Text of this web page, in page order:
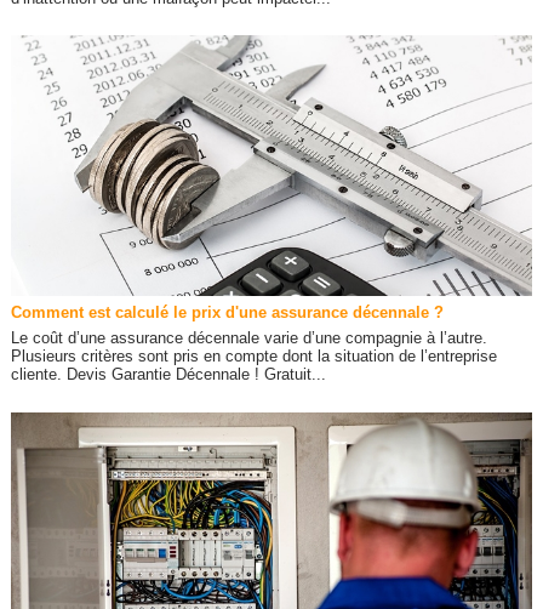
Comment est calculé le prix d'une assurance décennale ?
Le coût d’une assurance décennale varie d’une compagnie à l’autre.
Plusieurs critères sont pris en compte dont la situation de l’entreprise
cliente. Devis Garantie Décennale ! Gratuit...